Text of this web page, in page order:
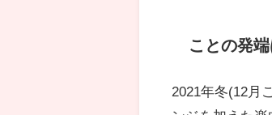
ことの発端
2021年冬(12月